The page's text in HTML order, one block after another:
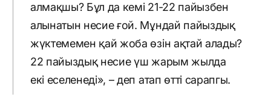
алмақшы? Бұл да кемі 21-22 пайызбен
алынатын несие ғой. Мұндай пайыздық
жүктемемен қай жоба өзін ақтай алады?
22 пайыздық несие үш жарым жылда
екі еселенеді», – деп атап өтті сарапгы.